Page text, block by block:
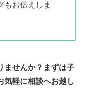
もお伝えしま
ませんか？ まずは子
気軽に相談へお越し